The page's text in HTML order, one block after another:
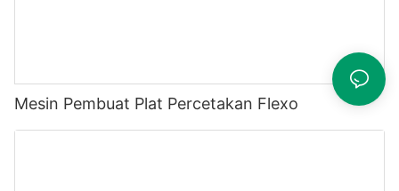
Mesin Pembuat Plat Percetakan Flexo